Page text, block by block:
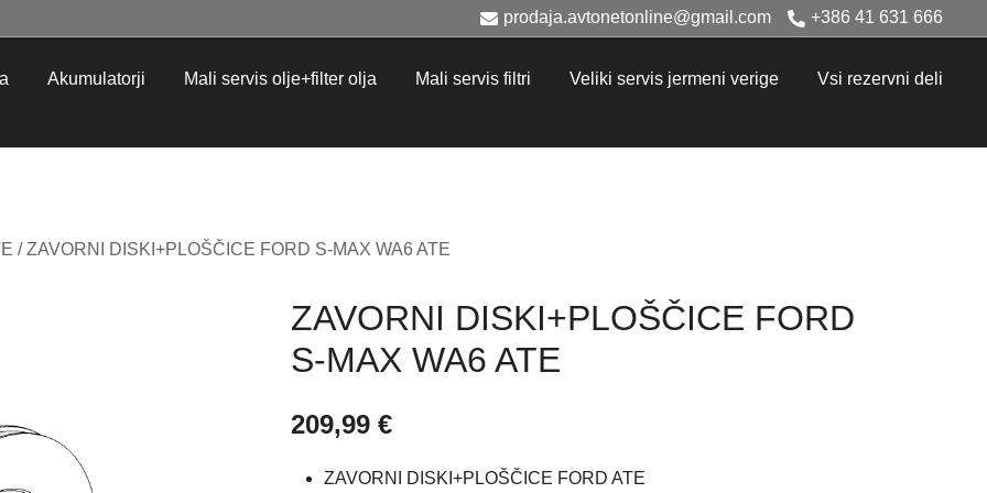
prodaja.avtonetonline@gmail.com +386 41 631 666
Akumulatorji Mali servis olje+filter olja Mali servis filtri Veliki servis jermeni verige Vsi rezervni deli
/ ZAVORNI DISKI+PLOŠČICE FORD S-MAX WA6 ATE
ZAVORNI DISKI+PLOŠČICE FORD
S-MAX WA6 ATE
209,99 €
ZAVORNI DISKI+PLOŠČICE FORD ATE